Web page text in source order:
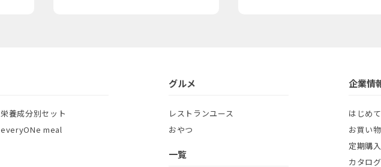
栄養成分別セット
everyONe meal
グルメ
レストランユース
おやつ
一覧
企業情
はじめ
お買い
定期購
カタロ